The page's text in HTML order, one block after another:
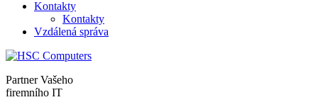
Kontakty
Kontakty
Vzdálená správa
Partner Vašeho
firemního IT